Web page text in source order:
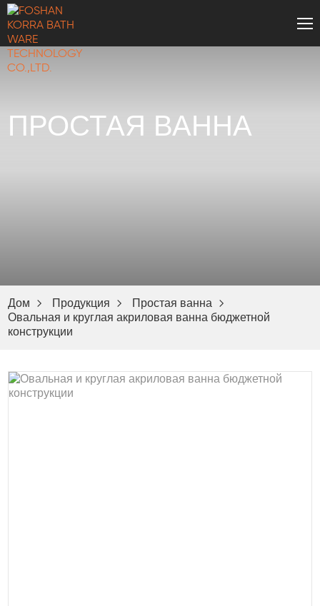
ПРОСТАЯ ВАННА
Дом Продукция
Простая ванна
Овальная и круглая акриловая ванна бюджетной
конструкции